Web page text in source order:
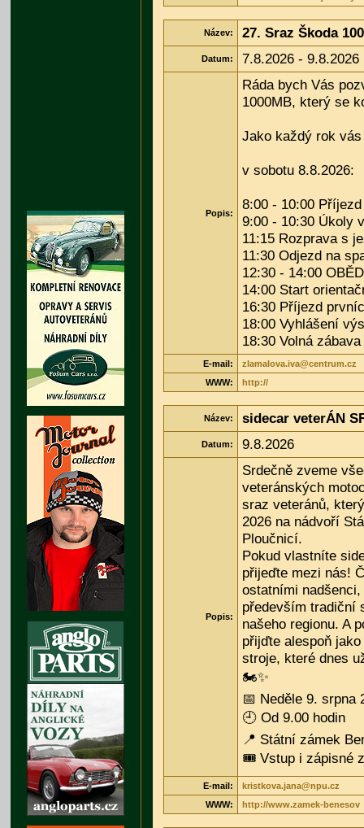
Název: 27. Sraz Škoda
Datum: 7.8.2026 - 9.8.2026
Popis:
Ráda bych Vás
1000MB, který se
Jako každý rok
v sobotu 8.8.2026:
8:00 - 10:00
9:00 - 10:30 Úkoly
11:15 Rozprava s
11:30 Odjezd na
12:30 - 14:00
14:00 Start
16:30 Příjezd
18:00 Vyhlášení
18:30 Volná zábava
E-mail:
zlamalova.iva@centrum.cz
WWW:
http://
Název: sidecar veterÁN
Datum: 9.8.2026
Popis:
Srdečně zveme
veteránských
sraz veteránů,
2026 na nádvoří
Ploučnicí.
Pokud vlastníte
přijeďte mezi nás!
ostatními
především tradiční
našeho regionu. A
přijďte alespoň
stroje, které dnes
🏍️✨
📅 Neděle 9. srpna
🕘 Od 9.00 hodin
📍 Státní zámek
🎟️ Vstup i zápisné
E-mail:
kristkova.jana@npu.cz
WWW:
http://www.zamek-benesov